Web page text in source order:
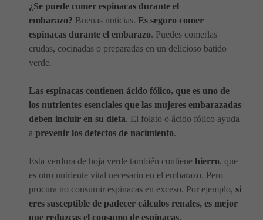
¿Se puede comer espinacas durante el
embarazo? Buenas noticias. Es seguro comer
espinacas durante el embarazo. Puedes comerlas
crudas, cocinadas o preparadas en un delicioso batido
verde.
Las espinacas contienen ácido fólico, que es uno de
los nutrientes esenciales que las mujeres embarazadas
deben incluir en su dieta. El folato o ácido fólico ayuda
a prevenir los defectos de nacimiento.
Esta verdura de hoja verde también contiene hierro, que
es otro nutriente vital necesario en el embarazo. Pero
procura no consumir espinacas en exceso. Por ejemplo, si
eres susceptible de padecer cálculos renales, es mejor
que reduzcas el consumo de espinacas.